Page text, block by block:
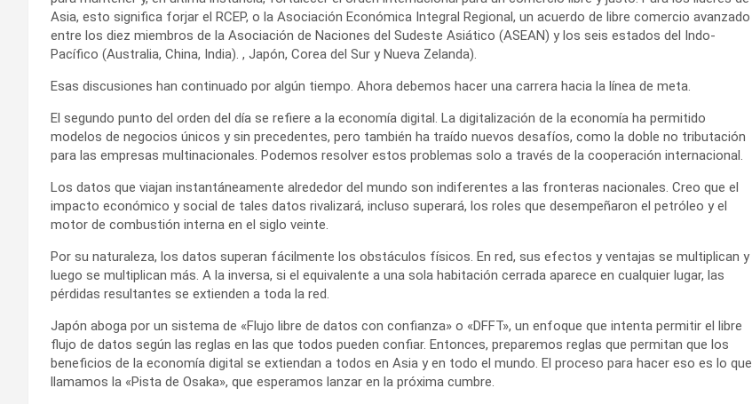
Asia, esto significa forjar el RCEP, o la Asociación Económica Integral Regional, un acuerdo de libre comercio avanzado
entre los diez miembros de la Asociación de Naciones del Sudeste Asiático (ASEAN) y los seis estados del Indo-
Pacífico (Australia, China, India). , Japón, Corea del Sur y Nueva Zelanda).
Esas discusiones han continuado por algún tiempo. Ahora debemos hacer una carrera hacia la línea de meta.
El segundo punto del orden del día se refiere a la economía digital. La digitalización de la economía ha permitido
modelos de negocios únicos y sin precedentes, pero también ha traído nuevos desafíos, como la doble no tributación
para las empresas multinacionales. Podemos resolver estos problemas solo a través de la cooperación internacional.
Los datos que viajan instantáneamente alrededor del mundo son indiferentes a las fronteras nacionales. Creo que el
impacto económico y social de tales datos rivalizará, incluso superará, los roles que desempeñaron el petróleo y el
motor de combustión interna en el siglo veinte.
Por su naturaleza, los datos superan fácilmente los obstáculos físicos. En red, sus efectos y ventajas se multiplican y
luego se multiplican más. A la inversa, si el equivalente a una sola habitación cerrada aparece en cualquier lugar, las
pérdidas resultantes se extienden a toda la red.
Japón aboga por un sistema de «Flujo libre de datos con confianza» o «DFFT», un enfoque que intenta permitir el libre
flujo de datos según las reglas en las que todos pueden confiar. Entonces, preparemos reglas que permitan que los
beneficios de la economía digital se extiendan a todos en Asia y en todo el mundo. El proceso para hacer eso es lo que
llamamos la «Pista de Osaka», que esperamos lanzar en la próxima cumbre.